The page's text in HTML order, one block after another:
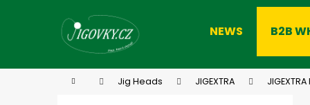
NEWS B2B
Home Jig Heads JIGEXTRA
Back
Back